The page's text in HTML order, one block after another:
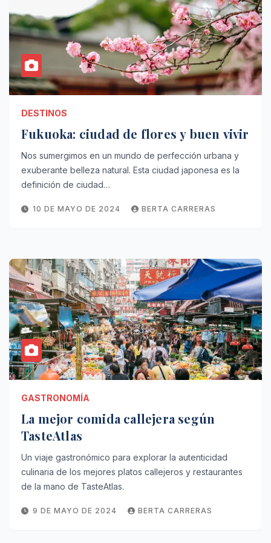
DESTINOS
Fukuoka: ciudad de flores y buen vivir
Nos sumergimos en un mundo de perfección urbana y
exuberante belleza natural. Esta ciudad japonesa es la
definición de ciudad…
10 DE MAYO DE 2024 BERTA CARRERAS
GASTRONOMÍA
La mejor comida callejera según
TasteAtlas
Un viaje gastronómico para explorar la autenticidad
culinaria de los mejores platos callejeros y restaurantes
de la mano de TasteAtlas.
9 DE MAYO DE 2024 BERTA CARRERAS